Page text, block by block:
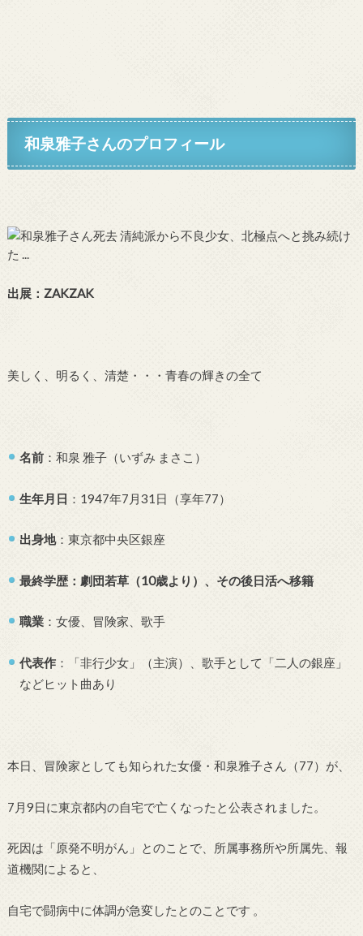
和泉雅子さんのプロフィール
出展：ZAKZAK
美しく、明るく、清楚・・・青春の輝きの全て
名前 ：和泉 雅子（いずみ まさこ）
生年月日 ：1947年7月31日（享年77）
出身地：東京都中央区銀座
最終学歴：劇団若草（10歳より）、その後日活へ移籍
職業 ：女優、冒険家、歌手
代表作 ：「非行少女」（主演）、歌手として「二人の銀座」
などヒット曲あり
本日、冒険家としても知られた女優・和泉雅子さん（77）が、
7月9日に東京都内の自宅で亡くなったと公表されました。
死因は「原発不明がん」とのことで、所属事務所や所属先、報
道機関によると、
自宅で闘病中に体調が急変したとのことです 。